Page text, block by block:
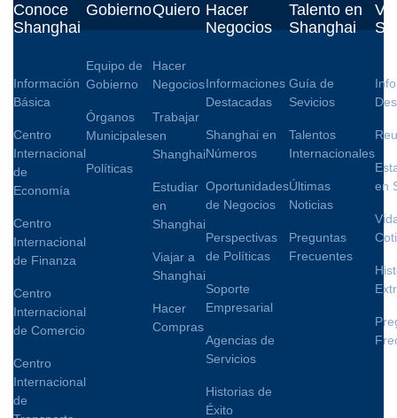
Conoce
Shanghai
Información
Básica
Centro
Internacional
de
Economía
Centro
Internacional
de Finanza
Centro
Internacional
de Comercio
Centro
Internacional
de
Gobierno
Equipo de
Gobierno
Órganos
Municipales
Políticas
Quiero
Hacer
Negocios
Trabajar
en
Shanghai
Estudiar
en
Shanghai
Viajar a
Shanghai
Hacer
Compras
Hacer
Negocios
Informaciones
Destacadas
Shanghai en
Números
Oportunidades
de Negocios
Perspectivas
de Políticas
Soporte
Empresarial
Agencias de
Servicios
Historias de
Éxito
Talento en
Shanghai
Guía de
Sevicios
Talentos
Internacionales
Últimas
Noticias
Preguntas
Frecuentes
en